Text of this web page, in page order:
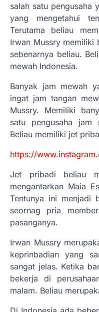
salah satu pengusaha
yang mengetahui
Terutama beliau
Irwan Mussry memiliki
sebenarnya beliau.
mewah Indonesia.
Banyak jam mewah
ingat jam tangan
Mussry. Memiliki
satu pengusaha jam
Beliau memiliki jet
https://
Jet pribadi beliau
mengantarkan Maia
Tentunya ini menjadi
seornag pria
pasanganya.
Irwan Mussry
keprinbadian yang
sangat jelas. Ketika
bekerja di
malam. Beliau